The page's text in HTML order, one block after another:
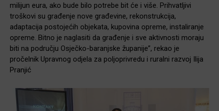
milijun eura, ako bude bilo potrebe bit će i više. Prihvatljivi
troškovi su građenje nove građevine, rekonstrukcija,
adaptacija postojećih objekata, kupovina opreme, instaliranje
opreme. Bitno je naglasiti da građenje i sve aktivnosti moraju
biti na području Osječko-baranjske županije”, rekao je
pročelnik Upravnog odjela za poljoprivredu i ruralni razvoj Ilija
Pranjić